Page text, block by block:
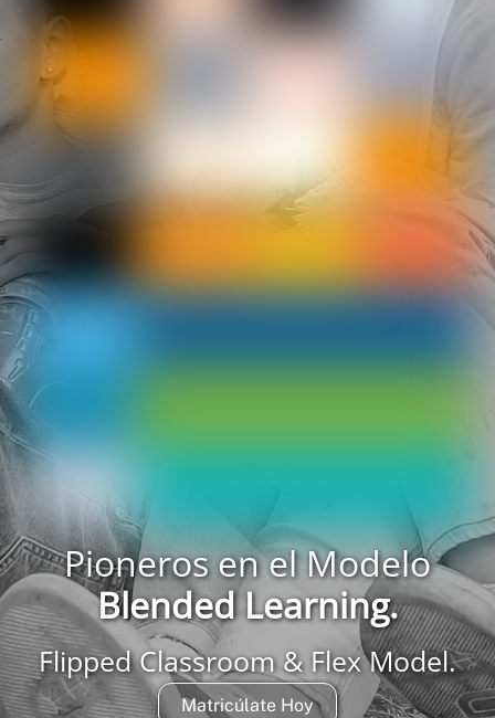
Pioneros en el Modelo
Blended Learning.
Flipped Classroom & Flex Model.
Matricúlate Hoy